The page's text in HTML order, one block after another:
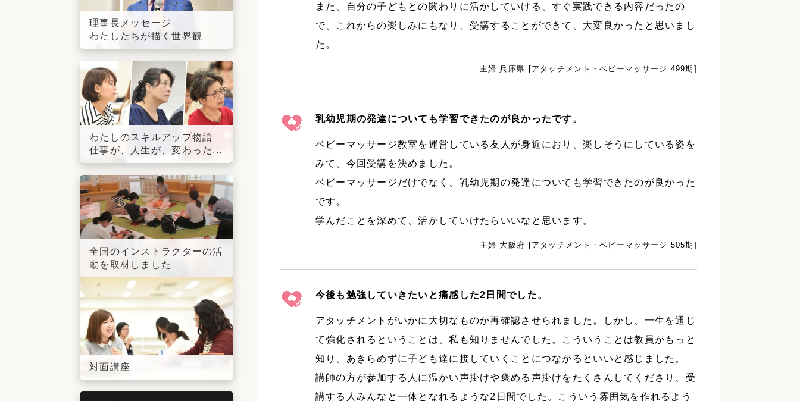
また、自分の子どもとの関わりに活かしていける、すぐ実践できる内容だったの
で、これからの楽しみにもなり、受講することができて、大変良かったと思いまし
た。
主婦 兵庫県 [アタッチメント・ベビーマッサージ 499期]
乳幼児期の発達についても学習できたのが良かったです。
ベビーマッサージ教室を運営している友人が身近におり、楽しそうにしている姿を
みて、今回受講を決めました。
ベビーマッサージだけでなく、乳幼児期の発達についても学習できたのが良かった
です。
学んだことを深めて、活かしていけたらいいなと思います。
主婦 大阪府 [アタッチメント・ベビーマッサージ 505期]
今後も勉強していきたいと痛感した2日間でした。
アタッチメントがいかに大切なものか再確認させられました。しかし、一生を通じ
て強化されるということは、私も知りませんでした。こういうことは教員がもっと
知り、あきらめずに子ども達に接していくことにつながるといいと感じました。
講師の方が参加する人に温かい声掛けや褒める声掛けをたくさんしてくださり、受
講する人みんなと一体となれるような2日間でした。こういう雰囲気を作れるよう
理事長メッセージ
わたしたちが描く世界観
わたしのスキルアップ物語
仕事が、人生が、変わった...
全国のインストラクターの活
動を取材しました
対面講座